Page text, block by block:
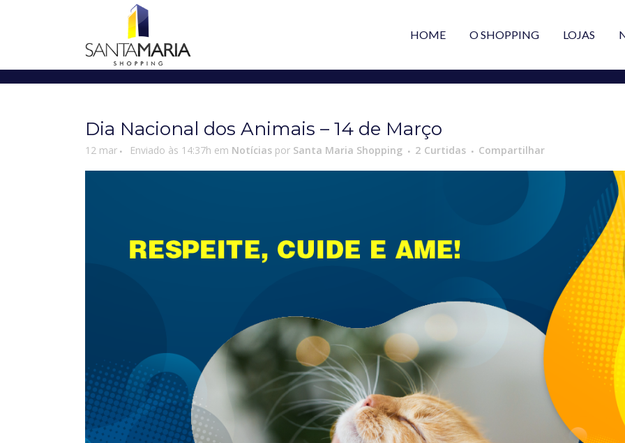
HOME O SHOPPING LOJAS
Dia Nacional dos Animais – 14 de Março
12 mar Enviado às 14:37h em Notícias por Santa Maria Shopping 2 Curtidas Compartilhar